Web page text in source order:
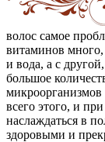
волос самое
витаминов
и вода, а с
большое
микроорганизмов
всего этого, и
наслаждаться в
здоровыми и